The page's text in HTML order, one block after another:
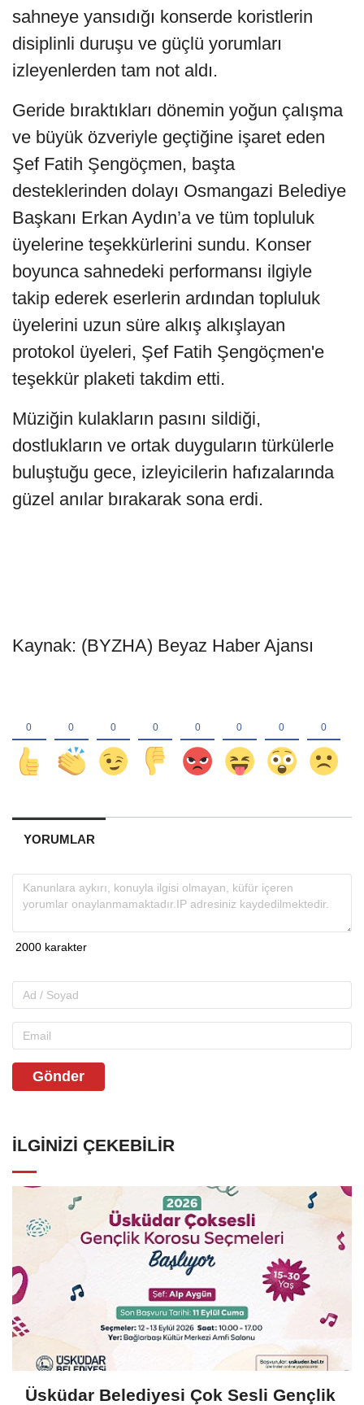
sahneye yansıdığı konserde koristlerin
disiplinli duruşu ve güçlü yorumları
izleyenlerden tam not aldı.
Geride bıraktıkları dönemin yoğun çalışma
ve büyük özveriyle geçtiğine işaret eden
Şef Fatih Şengöçmen, başta
desteklerinden dolayı Osmangazi Belediye
Başkanı Erkan Aydın’a ve tüm topluluk
üyelerine teşekkürlerini sundu. Konser
boyunca sahnedeki performansı ilgiyle
takip ederek eserlerin ardından topluluk
üyelerini uzun süre alkış alkışlayan
protokol üyeleri, Şef Fatih Şengöçmen'e
teşekkür plaketi takdim etti.
Müziğin kulakların pasını sildiği,
dostlukların ve ortak duyguların türkülerle
buluştuğu gece, izleyicilerin hafızalarında
güzel anılar bırakarak sona erdi.
Kaynak: (BYZHA) Beyaz Haber Ajansı
YORUMLAR
Gönder
İLGINIZI ÇEKEBILIR
Üsküdar Belediyesi Çok Sesli Gençlik